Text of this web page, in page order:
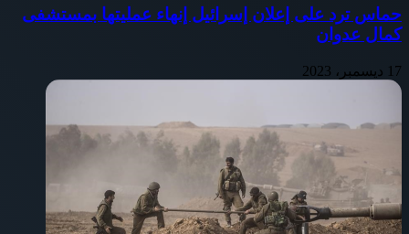
حماس ترد على إعلان إسرائيل إنهاء عمليتها بمستشفى
كمال عدوان
17 ديسمبر، 2023